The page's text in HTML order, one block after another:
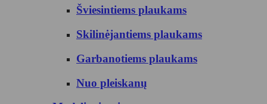
Šviesintiems plaukams
Skilinėjantiems plaukams
Garbanotiems plaukams
Nuo pleiskanų